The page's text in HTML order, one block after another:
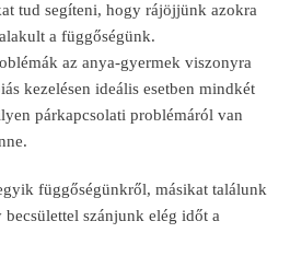
tud segíteni, hogy rájöjjünk azokra
a függőségünk.
az anya-gyermek viszonyra
kezelésen ideális esetben mindkét
párkapcsolati problémáról van
függőségünkről, másikat találunk
szánjunk elég időt a